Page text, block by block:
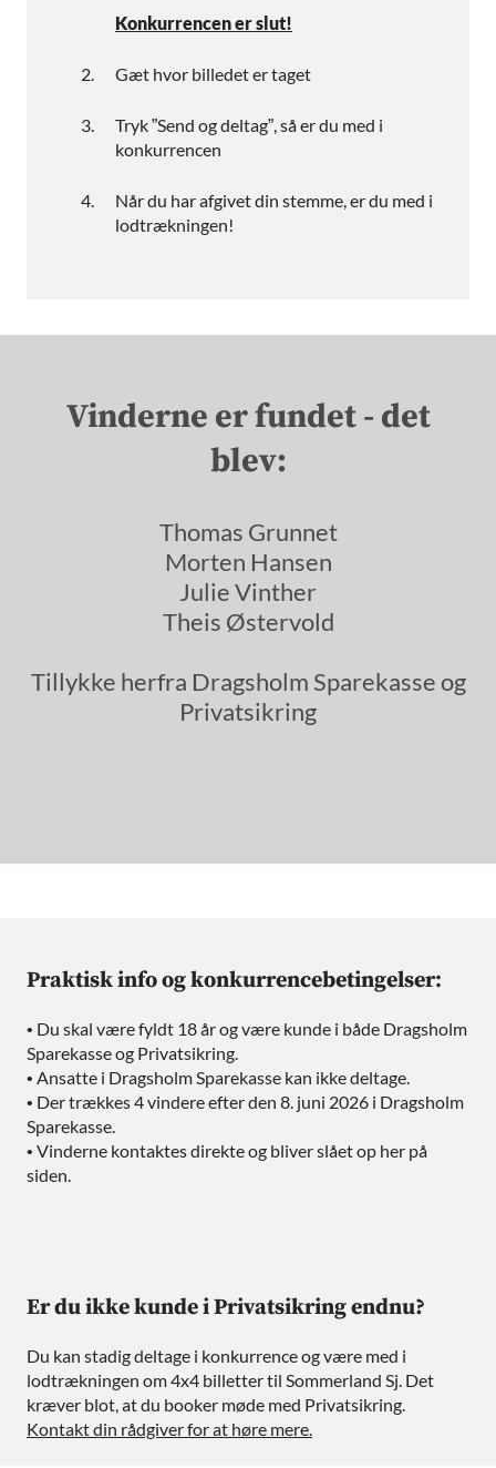
Konkurrencen er slut!
Gæt hvor billedet er taget
Tryk ”Send og deltag”, så er du med i
konkurrencen
Når du har afgivet din stemme, er du med i
lodtrækningen!
Vinderne er fundet - det
blev:
Thomas Grunnet
Morten Hansen
Julie Vinther
Theis Østervold
Tillykke herfra Dragsholm Sparekasse og
Privatsikring
Praktisk info og konkurrencebetingelser:
• Du skal være fyldt 18 år og være kunde i både Dragsholm
Sparekasse og Privatsikring.
• Ansatte i Dragsholm Sparekasse kan ikke deltage.
• Der trækkes 4 vindere efter den 8. juni 2026 i Dragsholm
Sparekasse.
• Vinderne kontaktes direkte og bliver slået op her på
siden.
Er du ikke kunde i Privatsikring endnu?
Du kan stadig deltage i konkurrence og være med i
lodtrækningen om 4x4 billetter til Sommerland Sj. Det
kræver blot, at du booker møde med Privatsikring.
Kontakt din rådgiver for at høre mere.